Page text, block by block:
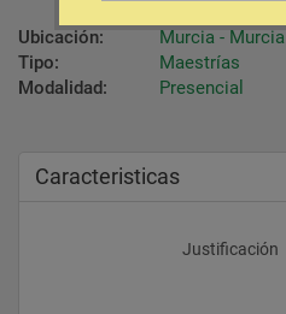
Ubicación:
Murcia - Murcia
Tipo:
Maestrías
Modalidad:
Presencial
Caracteristicas
					Justificación